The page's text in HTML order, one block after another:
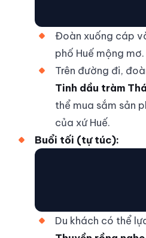
Đoàn xuống cáp
phố Huế mộng mơ.
Trên đường đi,
Tinh dầu tràm
thể mua sắm sản
của xứ Huế.
Buổi tối (tự túc):
Du khách có thể